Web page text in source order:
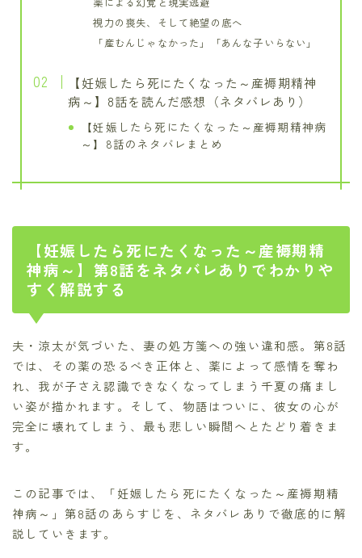
視力の喪失、そして絶望の底へ
「産むんじゃなかった」「あんな子いらない」
【妊娠したら死にたくなった～産褥期精神
病～】8話を読んだ感想（ネタバレあり）
【妊娠したら死にたくなった～産褥期精神病
～】8話のネタバレまとめ
【妊娠したら死にたくなった～産褥期精
神病～】第8話をネタバレありでわかりや
すく解説する
夫・涼太が気づいた、妻の処方箋への強い違和感。第8話
では、その薬の恐るべき正体と、薬によって感情を奪わ
れ、我が子さえ認識できなくなってしまう千夏の痛まし
い姿が描かれます。そして、物語はついに、彼女の心が
完全に壊れてしまう、最も悲しい瞬間へとたどり着きま
す。
この記事では、「妊娠したら死にたくなった～産褥期精
神病～」第8話のあらすじを、ネタバレありで徹底的に解
説していきます。